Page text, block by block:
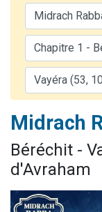
Midrach
Béréchit -
d'Avraham